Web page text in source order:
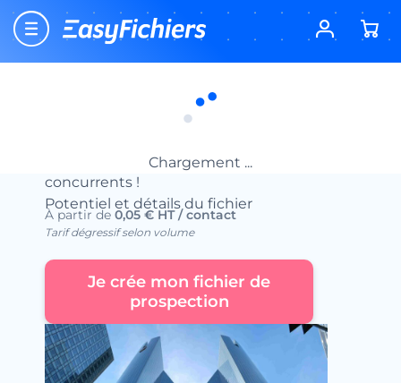
Chargement ...
Accueil
Fichiers d’entreprises
et prospectez ces entreprises avant vos
concurrents !
Potentiel et détails du fichier
À partir de 0,05 € HT / contact
Tarif dégressif selon volume
Je crée mon fichier de
prospection